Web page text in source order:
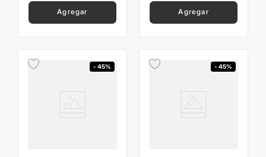
Agregar Agregar
- 45% - 45%